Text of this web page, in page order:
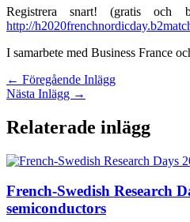
Registrera snart! (gratis och
http://
I samarbete med Business France
← Föregående Inlägg
Nästa Inlägg →
Relaterade inlägg
French-Swedish Research
semiconductors